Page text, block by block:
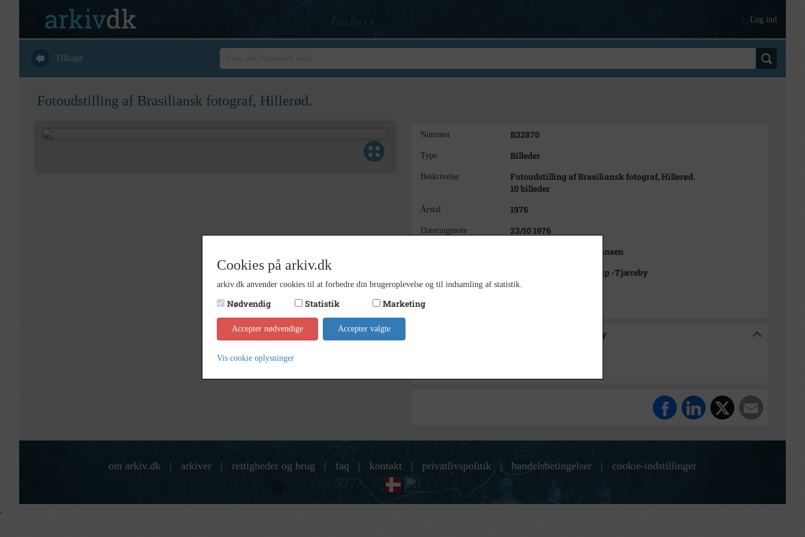
Log ind
Tilbage
Fotoudstilling af Brasiliansk fotograf, Hillerød.
Nummer B32870
Type Billeder
Beskrivelse
Fotoudstilling af Brasiliansk fotograf, Hillerød.
10 billeder
Årstal 1976
Dateringsnote 23/10 1976
Anne Sophie Rubæk Hansen
Lokalarkivet Alsønderup -Tjæreby
Søg videre i Lokalarkivet Alsønderup -Tjæreby
om arkiv.dk | arkiver | rettigheder og brug | faq | kontakt | privatlivspolitik | handelsbetingelser | cookie-indstillinger
Cookies på arkiv.dk
arkiv.dk anvender cookies til at forbedre din brugeroplevelse og til indsamling af statistik.
Nødvendig Statistik Marketing
Accepter nødvendige Accepter valgte
Vis cookie oplysninger
;